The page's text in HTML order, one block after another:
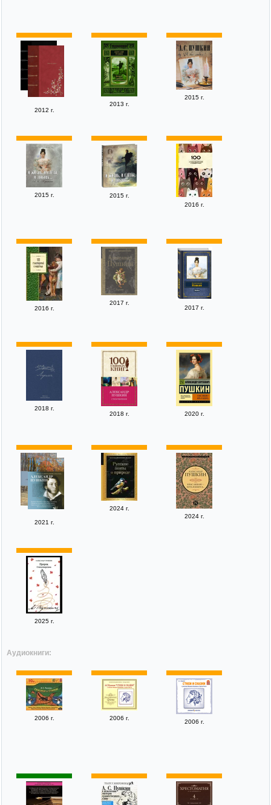
2012 г.
2013 г.
2015 г.
2015 г.
2015 г.
2016 г.
2016 г.
2017 г.
2017 г.
2018 г.
2018 г.
2020 г.
2021 г.
2024 г.
2024 г.
2025 г.
Аудиокниги:
2006 г. 2006 г.
2006 г.